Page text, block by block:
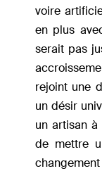
voire
en plus
serait pas
rejoint une
un désir
un artisan à
de mettre